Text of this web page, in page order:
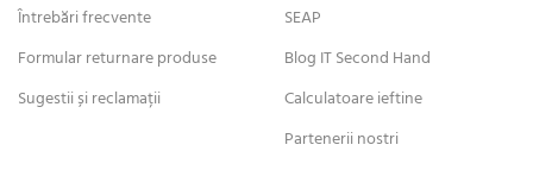
Întrebări frecvente
Formular returnare produse
Sugestii și reclamații
SEAP
Blog IT Second Hand
Calculatoare ieftine
Partenerii nostri